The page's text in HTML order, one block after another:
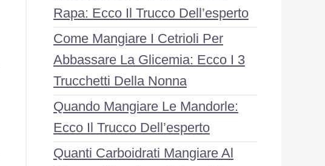
Rapa: Ecco Il Trucco Dell’esperto
Come Mangiare I Cetrioli Per
Abbassare La Glicemia: Ecco I 3
Trucchetti Della Nonna
Quando Mangiare Le Mandorle:
Ecco Il Trucco Dell’esperto
Quanti Carboidrati Mangiare Al